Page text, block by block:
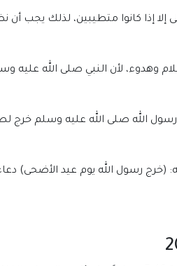
إذا كانوا متطيبين، لذلك يجب أن
وهدوء، لأن النبي صلى الله عليه
الله صلى الله عليه وسلم خرج
(خرج رسول الله يوم عيد الأضحى)